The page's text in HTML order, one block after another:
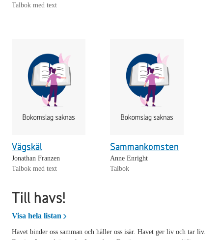
Talbok med text
Vägskäl
Jonathan Franzen
Talbok med text
Sammankomsten
Anne Enright
Talbok
Till havs!
Visa hela listan Till havs!
Havet binder oss samman och håller oss isär. Havet ger liv och tar liv.